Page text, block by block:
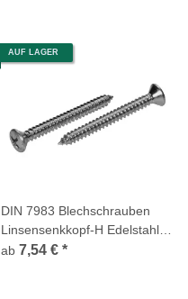
AUF LAGER
DIN 7983 Blechschrauben
Linsensenkkopf-H Edelstahl
A4
ab 7,54 € *